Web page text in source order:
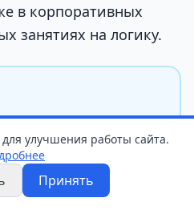
в корпоративных
занятиях на логику.
в 9−0=9−2
улучшения работы сайта.
Принять